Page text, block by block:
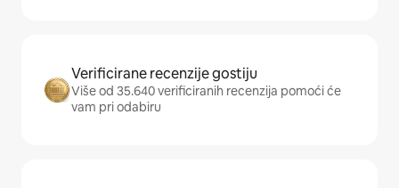
Verificirane recenzije gostiju
Više od 35.640 verificiranih recenzija pomoći će
vam pri odabiru